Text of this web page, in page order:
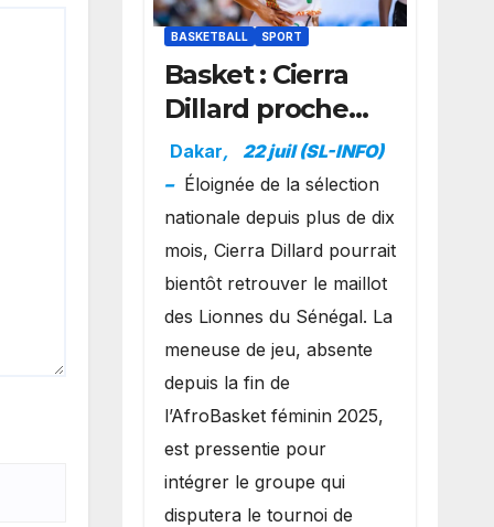
BASKETBALL SPORT
Basket : Cierra
Dillard proche
d’un grand
retour avec les
Lionnes ?
Dakar,
22 juil (SL-INFO)
– Éloignée de la sélection
nationale depuis plus de dix
mois, Cierra Dillard pourrait
bientôt retrouver le maillot
des Lionnes du Sénégal. La
meneuse de jeu, absente
depuis la fin de
l’AfroBasket féminin 2025,
est pressentie pour
intégrer le groupe qui
disputera le tournoi de